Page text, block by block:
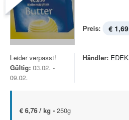
Preis: € 1,69
Leider verpasst!
Gültig: 03.02. -
09.02.
Händler:
€ 6,76 / kg - 250g